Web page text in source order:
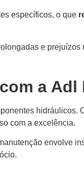
específicos, o que
e prejuízos
a Adl
hidráulicos.
com a excelência.
envolve